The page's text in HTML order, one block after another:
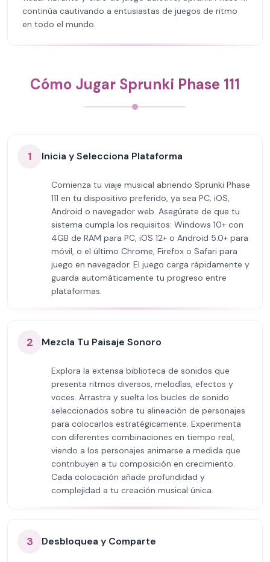
continúa cautivando a entusiastas de juegos de ritmo
en todo el mundo.
Cómo Jugar Sprunki Phase 111
1 Inicia y Selecciona Plataforma
Comienza tu viaje musical abriendo Sprunki Phase
111 en tu dispositivo preferido, ya sea PC, iOS,
Android o navegador web. Asegúrate de que tu
sistema cumpla los requisitos: Windows 10+ con
4GB de RAM para PC, iOS 12+ o Android 5.0+ para
móvil, o el último Chrome, Firefox o Safari para
juego en navegador. El juego carga rápidamente y
guarda automáticamente tu progreso entre
plataformas.
2 Mezcla Tu Paisaje Sonoro
Explora la extensa biblioteca de sonidos que
presenta ritmos diversos, melodías, efectos y
voces. Arrastra y suelta los bucles de sonido
seleccionados sobre tu alineación de personajes
para colocarlos estratégicamente. Experimenta
con diferentes combinaciones en tiempo real,
viendo a los personajes animarse a medida que
contribuyen a tu composición en crecimiento.
Cada colocación añade profundidad y
complejidad a tu creación musical única.
3 Desbloquea y Comparte